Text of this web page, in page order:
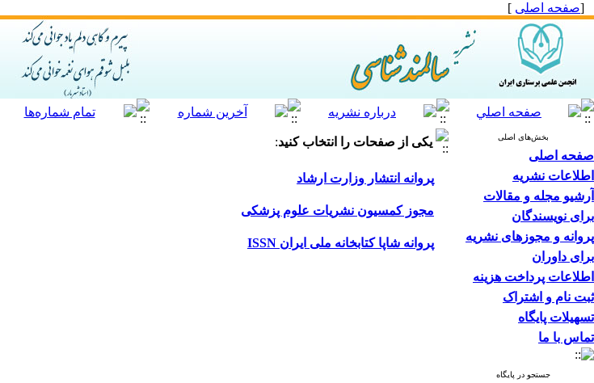
[صفحه اصلی ]
بخش‌های اصلی
صفحه اصلی
اطلاعات نشریه
آرشیو مجله و مقالات
برای نویسندگان
پروانه و مجوزهای نشریه
برای داوران
اطلاعات پرداخت هزینه
ثبت نام و اشتراک
تسهیلات پایگاه
تماس با ما
جستجو در پایگاه
یکی از صفحات را انتخاب کنید:
پروانه انتشار وزارت ارشاد
مجوز کمسیون نشریات علوم پزشکی
پروانه شاپا کتابخانه ملی ایران ISSN